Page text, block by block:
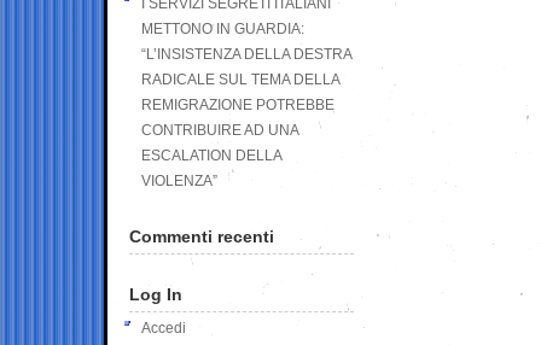
I SERVIZI SEGRETI ITALIANI
METTONO IN GUARDIA:
“L’INSISTENZA DELLA DESTRA
RADICALE SUL TEMA DELLA
REMIGRAZIONE POTREBBE
CONTRIBUIRE AD UNA
ESCALATION DELLA
VIOLENZA”
Commenti recenti
Log In
Accedi